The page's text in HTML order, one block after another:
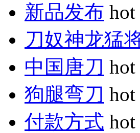
新品发布 hot
刀奴神龙猛
中国唐刀 hot
狗腿弯刀 hot
付款方式 hot